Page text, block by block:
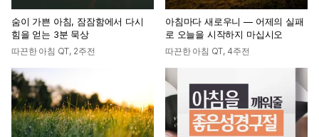
숨이 가쁜 아침, 잠잠함에서 다시
힘을 얻는 3분 묵상
따끈한 아침 QT, 2주전
아침마다 새로우니 — 어제의 실패
로 오늘을 시작하지 마십시오
따끈한 아침 QT, 4주전